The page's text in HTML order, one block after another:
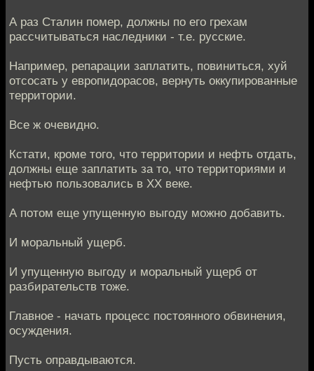
А раз Сталин помер, должны по его грехам
рассчитываться наследники - т.е. русские.
Например, репарации заплатить, повиниться, хуй
отсосать у европидорасов, вернуть оккупированные
территории.
Все ж очевидно.
Кстати, кроме того, что территории и нефть отдать,
должны еще заплатить за то, что территориями и
нефтью пользовались в ХХ веке.
А потом еще упущенную выгоду можно добавить.
И моральный ущерб.
И упущенную выгоду и моральный ущерб от
разбирательств тоже.
Главное - начать процесс постоянного обвинения,
осуждения.
Пусть оправдываются.